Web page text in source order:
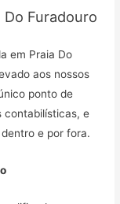
Do Furadouro
em Praia Do
aos nossos
ponto de
contabilísticas, e
e por fora.